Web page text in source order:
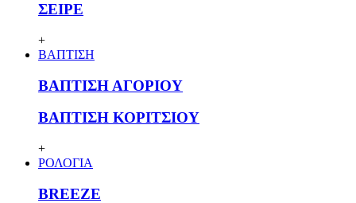
ΣΕΙΡΕ
+
ΒΑΠΤΙΣΗ
ΒΑΠΤΙΣΗ ΑΓΟΡΙΟΥ
ΒΑΠΤΙΣΗ ΚΟΡΙΤΣΙΟΥ
+
ΡΟΛΟΓΙΑ
BREEZE